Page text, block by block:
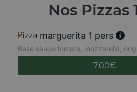
Nos Pizzas
marguerita 1 pers
Base sauce tomate, mozzarella,
7.00€